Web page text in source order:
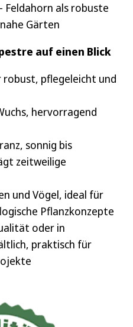
Feldahorn als robuste
Gärten
auf einen Blick
robust, pflegeleicht und
hervorragend
sonnig bis
zeitweilige
und Vögel, ideal für
Pflanzkonzepte
oder in
praktisch für